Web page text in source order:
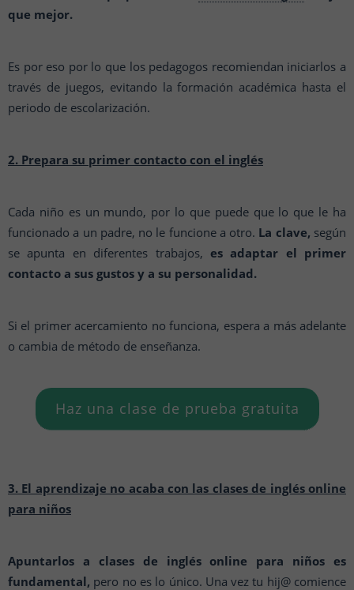
que mejor.
Es por eso por lo que los pedagogos recomiendan iniciarlos a
través de juegos, evitando la formación académica hasta el
periodo de escolarización.
2. Prepara su primer contacto con el inglés
Cada niño es un mundo, por lo que puede que lo que le ha
funcionado a un padre, no le funcione a otro. La clave, según
se apunta en diferentes trabajos, es adaptar el primer
contacto a sus gustos y a su personalidad.
Si el primer acercamiento no funciona, espera a más adelante
o cambia de método de enseñanza.
Haz una clase de prueba gratuita
3. El aprendizaje no acaba con las clases de inglés online
para niños
Apuntarlos a clases de inglés online para niños es
fundamental, pero no es lo único. Una vez tu hij@ comience